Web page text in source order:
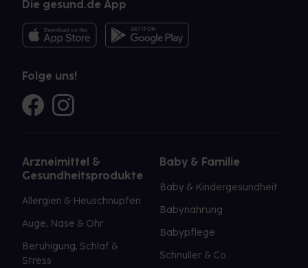
Die gesund.de App
Folge uns!
Arzneimittel &
Gesundheitsprodukte
Allergien & Heuschnupfen
Auge, Nase & Ohr
Beruhigung, Schlaf &
Stress
Baby & Familie
Baby & Kindergesundheit
Babynahrung
Babypflege
Schnuller & Co.